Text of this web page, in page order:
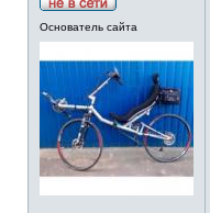
Основатель сайта